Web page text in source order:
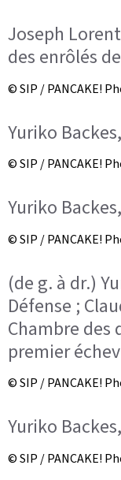
Joseph
des enrôlés
© SIP / PANCAKE!
Yuriko
© SIP / PANCAKE!
Yuriko
© SIP / PANCAKE!
(de g. à dr.)
Défense ;
Chambre des
premier
© SIP / PANCAKE!
Yuriko
© SIP / PANCAKE!